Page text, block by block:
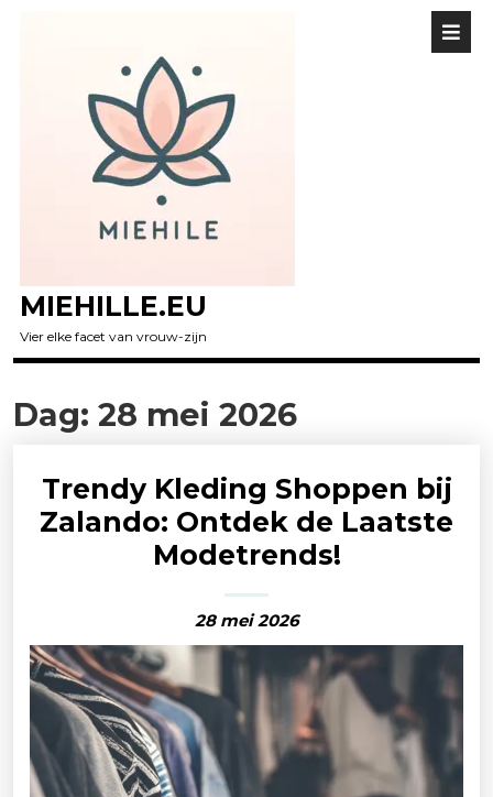
MIEHILLE.EU
Vier elke facet van vrouw-zijn
Dag: 28 mei 2026
Trendy Kleding Shoppen bij
Zalando: Ontdek de Laatste
Modetrends!
28 mei 2026